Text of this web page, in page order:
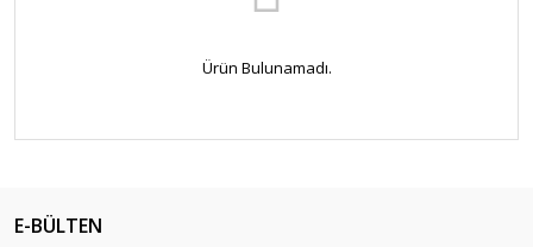
Ürün Bulunamadı.
E-BÜLTEN